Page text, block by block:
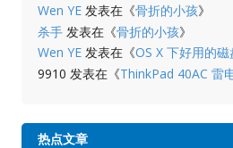
Wen YE发表在《骨折的小孩》
杀手发表在《骨折的小孩》
Wen YE发表在《OS X 下好用的
9910 发表在《ThinkPad 40AC 雷
热点文章